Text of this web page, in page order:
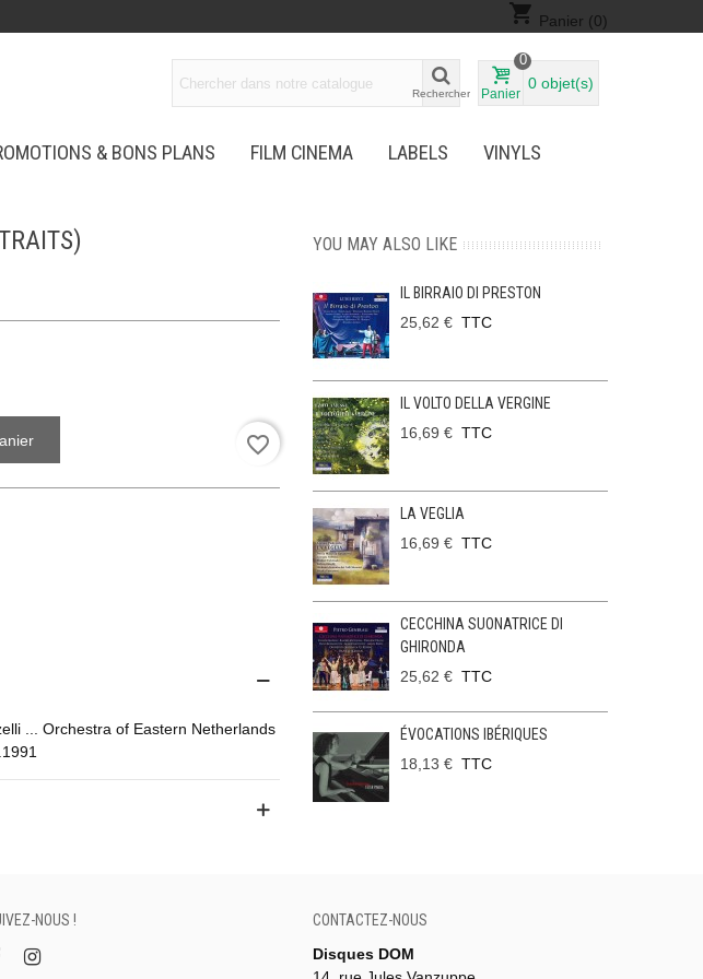
shopping_cart Panier (0)
Rechercher Panier
0
0 objet(s)
& BONS PLANS FILM CINEMA LABELS
VINYLS
favorite_border
... Orchestra of Eastern Netherlands
YOU MAY ALSO LIKE
IL BIRRAIO DI PRESTON
25,62 € TTC
IL VOLTO DELLA VERGINE
16,69 € TTC
LA VEGLIA
16,69 € TTC
CECCHINA SUONATRICE DI
GHIRONDA
25,62 € TTC
ÉVOCATIONS IBÉRIQUES
18,13 € TTC
NOUS !
CONTACTEZ-NOUS
Disques DOM